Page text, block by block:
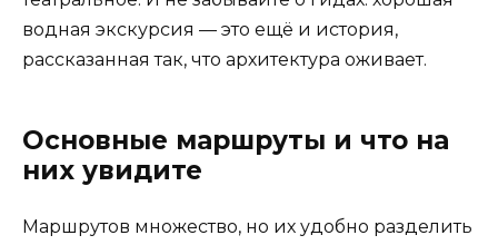
водная экскурсия — это ещё и история,
рассказанная так, что архитектура оживает.
Основные маршруты и что на
них увидите
Маршрутов множество, но их удобно разделить